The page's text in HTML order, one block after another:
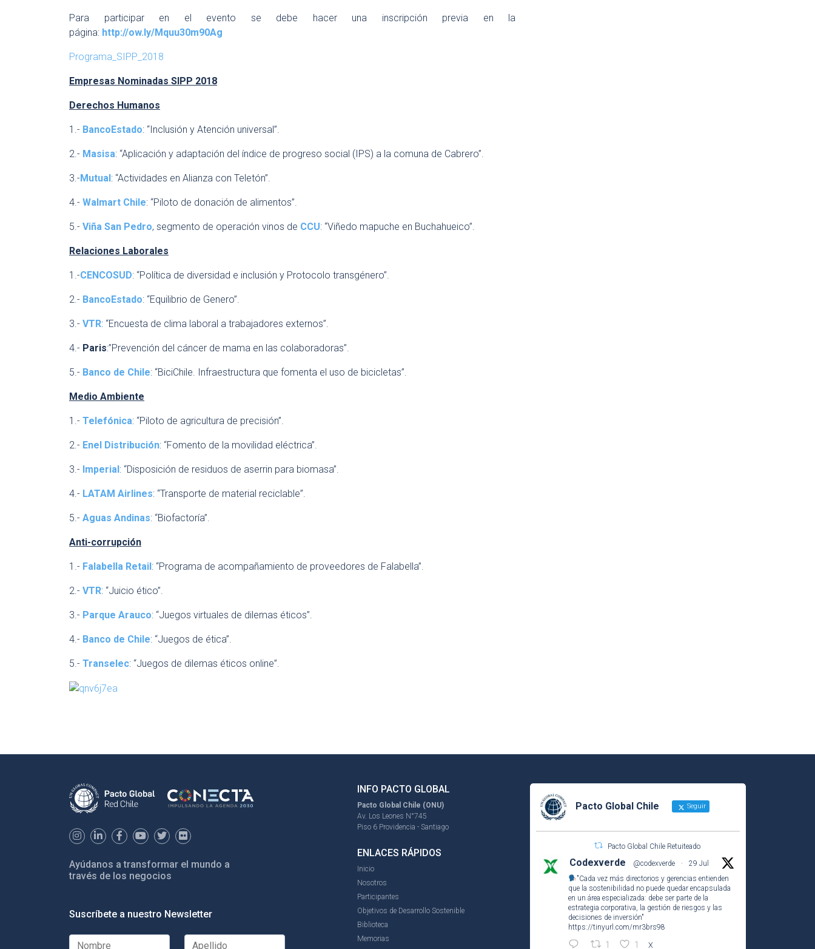
Para participar en el evento se debe hacer una inscripción previa en la
página: http://ow.ly/Mquu30m90Ag
Programa_SIPP_2018
Empresas Nominadas SIPP 2018
Derechos Humanos
1.- BancoEstado: “Inclusión y Atención universal”.
2.- Masisa: “Aplicación y adaptación del índice de progreso social (IPS) a la comuna de Cabrero”.
3.-Mutual: “Actividades en Alianza con Teletón”.
4.- Walmart Chile: “Piloto de donación de alimentos”.
5.- Viña San Pedro, segmento de operación vinos de CCU: “Viñedo mapuche en Buchahueico”.
Relaciones Laborales
1.-CENCOSUD: “Política de diversidad e inclusión y Protocolo transgénero”.
2.- BancoEstado: “Equilibrio de Genero”.
3.- VTR: “Encuesta de clima laboral a trabajadores externos”.
4.- Paris:”Prevención del cáncer de mama en las colaboradoras”.
5.- Banco de Chile: “BiciChile. Infraestructura que fomenta el uso de bicicletas”.
Medio Ambiente
1.- Telefónica: “Piloto de agricultura de precisión”.
2.- Enel Distribución: “Fomento de la movilidad eléctrica”.
3.- Imperial: “Disposición de residuos de aserrin para biomasa”.
4.- LATAM Airlines: “Transporte de material reciclable”.
5.- Aguas Andinas: “Biofactoría”.
Anti-corrupción
1.- Falabella Retail: “Programa de acompañamiento de proveedores de Falabella”.
2.- VTR: “Juicio ético”.
3.- Parque Arauco: “Juegos virtuales de dilemas éticos”.
4.- Banco de Chile: “Juegos de ética”.
5.- Transelec: “Juegos de dilemas éticos online”.
Ayúdanos a transformar el mundo a
través de los negocios
Suscríbete a nuestro Newsletter
INFO PACTO GLOBAL
Pacto Global Chile (ONU)
Av. Los Leones N°745
Piso 6 Providencia - Santiago
ENLACES RÁPIDOS
Inicio
Nosotros
Participantes
Objetivos de Desarrollo Sostenible
Biblioteca
Memorias
Pacto Global Chile Seguir
Pacto Global Chile Retuiteado
Codexverde @codexverde ·
29 Jul
"Cada vez más directorios y gerencias entienden
que la sostenibilidad no puede quedar encapsulada
en un área especializada: debe ser parte de la
estrategia corporativa, la gestión de riesgos y las
decisiones de inversión"
https://tinyurl.com/mr3brs98
1 1 X